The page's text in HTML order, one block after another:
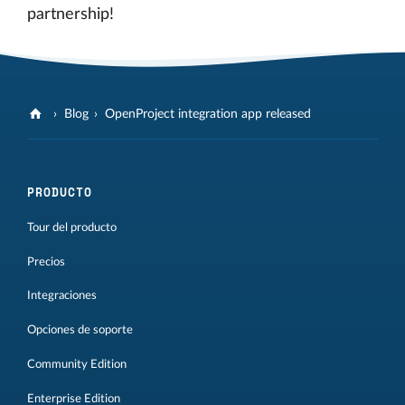
partnership!
Blog OpenProject integration app released
PRODUCTO
Tour del producto
Precios
Integraciones
Opciones de soporte
Community Edition
Enterprise Edition